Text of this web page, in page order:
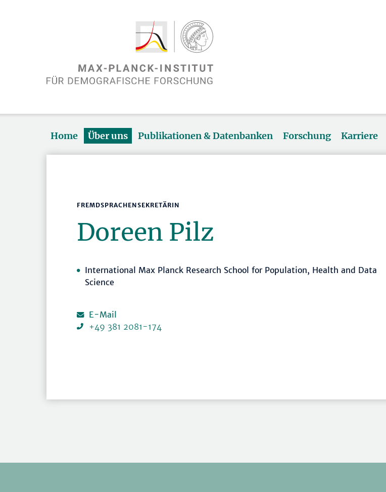
Home Über uns Publikationen & Datenbanken Forschung Karriere
FREMDSPRACHENSEKRETÄRIN
Doreen Pilz
International Max Planck Research School for Population, Health and Data
Science
E-Mail
+49 381 2081-174